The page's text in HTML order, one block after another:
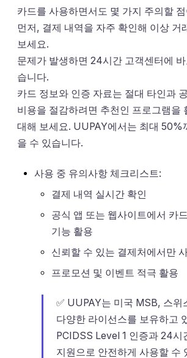
카드를 사용하면서도 몇 가지 주의할
먼저, 결제 내역을 자주 확인해 이상 거
보세요.
문제가 발생하면 24시간 고객센터에
습니다.
카드 정보와 인증 자료는 절대 타인과
비용을 절감하려면 추천인 프로그램을
대해 보세요. UUPAY에서는 최대 50%
을 수 있습니다.
사용 중 유의사항 체크리스트:
결제 내역 실시간 확인
공식 앱 또는 웹사이트에서 카
기능 활용
신뢰할 수 있는 결제처에서만
프로모션 및 이벤트 적극 활용
✅ UUPAY는 미국 MSB, 스위
다양한 라이선스를 보유하고
PCIDSS Level 1 인증과 24시
지원으로 안전하게 사용할 수